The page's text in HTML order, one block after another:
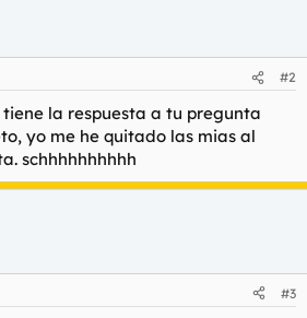
#2
tiene la respuesta a tu pregunta
yo me he quitado las mias al
schhhhhhhhhh
#3